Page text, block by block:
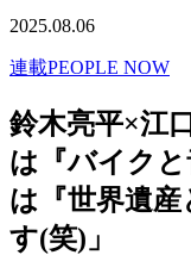
2025.08.06
連載PEOPLE NOW
鈴木亮平×江
は『バイク
は『世界遺産
す(笑)」